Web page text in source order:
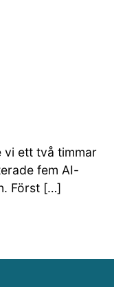
vi ett två timmar
fem AI-
Först […]